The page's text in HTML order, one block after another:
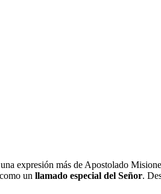
expresión más de Apostolado
un llamado especial del Señor.